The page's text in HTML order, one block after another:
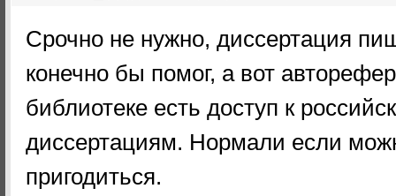
Срочно не нужно, диссертация
конечно бы помог, а вот
библиотеке есть доступ к
диссертациям. Нормали если
пригодиться.